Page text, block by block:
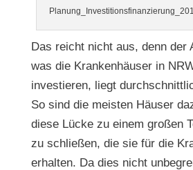
Das reicht nicht aus, denn der
was die Krankenhäuser in
investieren, liegt
So sind die meisten Häuser
diese Lücke zu einem großen
zu schließen, die sie für die
erhalten. Da dies nicht